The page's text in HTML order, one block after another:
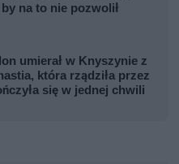
na to nie pozwolił
umierał w Knyszynie z
która rządziła przez
się w jednej chwili